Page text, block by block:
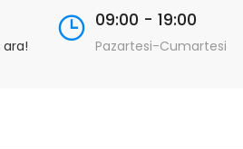
09:00 - 19:00
Pazartesi-Cumartesi